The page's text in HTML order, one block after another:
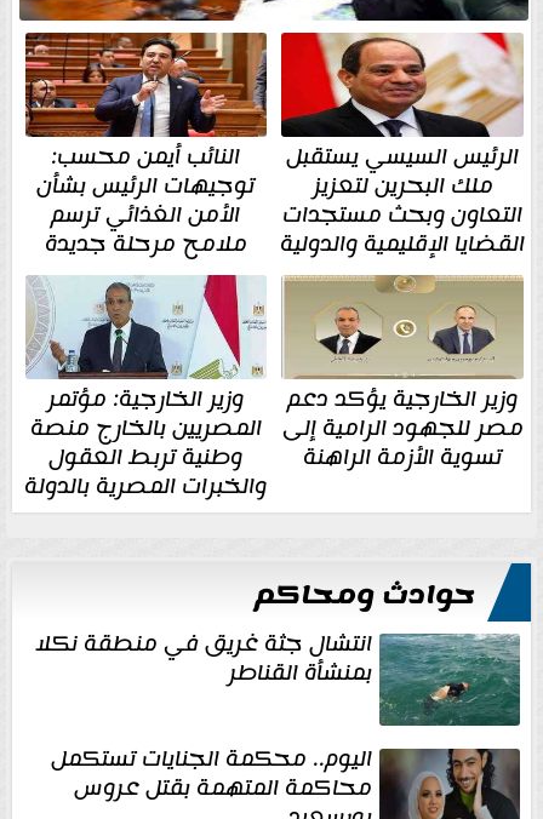
الرئيس السيسي يستقبل
ملك البحرين لتعزيز
التعاون وبحث مستجدات
القضايا الإقليمية والدولية
النائب أيمن محسب:
توجيهات الرئيس بشأن
الأمن الغذائي ترسم
ملامح مرحلة جديدة
وزير الخارجية يؤكد دعم
مصر للجهود الرامية إلى
تسوية الأزمة الراهنة
وزير الخارجية: مؤتمر
المصريين بالخارج منصة
وطنية تربط العقول
والخبرات المصرية بالدولة
حوادث ومحاكم
انتشال جثة غريق في منطقة نكلا
بمنشأة القناطر
اليوم.. محكمة الجنايات تستكمل
محاكمة المتهمة بقتل عروس